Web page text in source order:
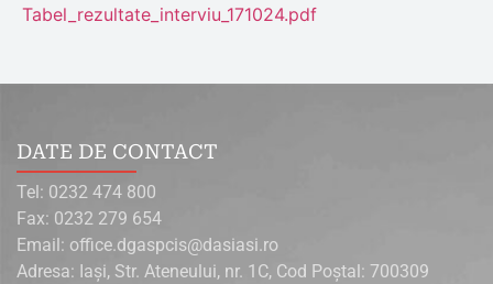
Tabel_rezultate_interviu_171024.pdf
DATE DE CONTACT
Tel: 0232 474 800
Fax: 0232 279 654
Email: office.dgaspcis@dasiasi.ro
Adresa: Iaşi, Str. Ateneului, nr. 1C, Cod Poştal: 700309